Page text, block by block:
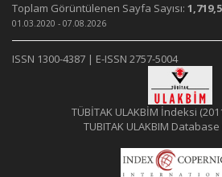
Toplam Görüntülenen Sayfa Sayısı:
01.03.2020 - 07.08.2026
ISSN 1300-4387 | E-ISSN 2757-5004
TÜBİTAK ULAKBİM İndeksi
TUBITAK ULAKBIM